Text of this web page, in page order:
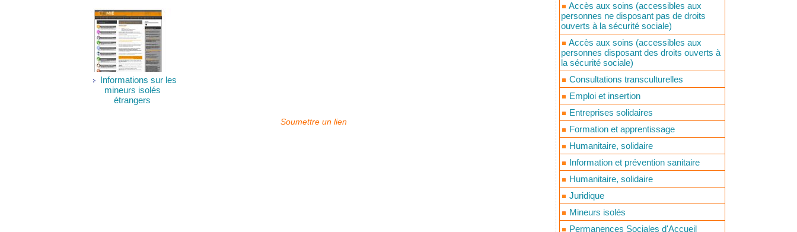
Informations sur les
mineurs isolés
étrangers
Soumettre un lien
Accès aux soins (accessibles aux
personnes ne disposant pas de droits
ouverts à la sécurité sociale)
Accès aux soins (accessibles aux
personnes disposant des droits ouverts à
la sécurité sociale)
Consultations transculturelles
Emploi et insertion
Entreprises solidaires
Formation et apprentissage
Humanitaire, solidaire
Information et prévention sanitaire
Humanitaire, solidaire
Juridique
Mineurs isolés
Permanences Sociales d'Accueil